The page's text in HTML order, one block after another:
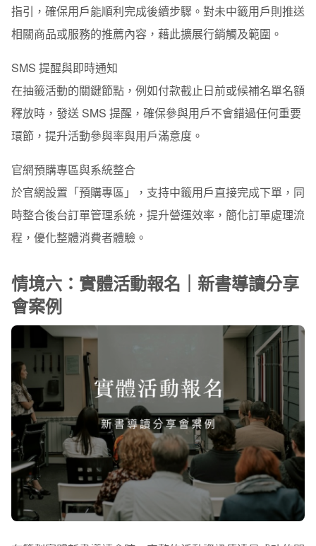
指引，確保用戶能順利完成後續步驟。對未中籤用戶則推送
相關商品或服務的推薦內容，藉此擴展行銷觸及範圍。
SMS 提醒與即時通知
在抽籤活動的關鍵節點，例如付款截止日前或候補名單名額
釋放時，發送 SMS 提醒，確保參與用戶不會錯過任何重要
環節，提升活動參與率與用戶滿意度。
官網預購專區與系統整合
於官網設置「預購專區」，支持中籤用戶直接完成下單，同
時整合後台訂單管理系統，提升營運效率，簡化訂單處理流
程，優化整體消費者體驗。
情境六：實體活動報名｜新書導讀分享
會案例